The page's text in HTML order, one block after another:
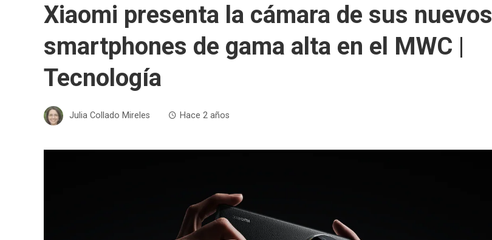
Xiaomi presenta la cámara de sus nuevos
smartphones de gama alta en el MWC |
Tecnología
Julia Collado Mireles Hace 2 años